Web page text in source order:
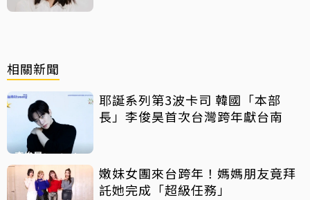
相關新聞
耶誕系列第3波卡司 韓國「本部
長」李俊昊首次台灣跨年獻台南
嫩妹女團來台跨年！媽媽朋友竟拜
託她完成「超級任務」